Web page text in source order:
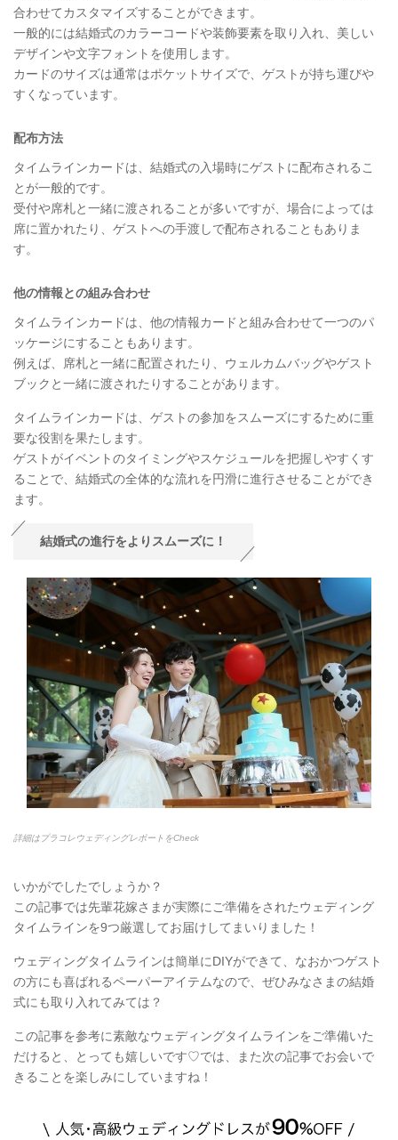
合わせてカスタマイズすることができます。
一般的には結婚式のカラーコードや装飾要素を取り入れ、美しい
デザインや文字フォントを使用します。
カードのサイズは通常はポケットサイズで、ゲストが持ち運びや
すくなっています。
配布方法
タイムラインカードは、結婚式の入場時にゲストに配布されるこ
とが一般的です。
受付や席札と一緒に渡されることが多いですが、場合によっては
席に置かれたり、ゲストへの手渡しで配布されることもありま
す。
他の情報との組み合わせ
タイムラインカードは、他の情報カードと組み合わせて一つのパ
ッケージにすることもあります。
例えば、席札と一緒に配置されたり、ウェルカムバッグやゲスト
ブックと一緒に渡されたりすることがあります。
タイムラインカードは、ゲストの参加をスムーズにするために重
要な役割を果たします。
ゲストがイベントのタイミングやスケジュールを把握しやすくす
ることで、結婚式の全体的な流れを円滑に進行させることができ
ます。
結婚式の進行をよりスムーズに！
詳細はプラコレウェディングレポートをCheck
いかがでしたでしょうか？
この記事では先輩花嫁さまが実際にご準備をされたウェディング
タイムラインを9つ厳選してお届けしてまいりました！
ウェディングタイムラインは簡単にDIYができて、なおかつゲスト
の方にも喜ばれるペーパーアイテムなので、ぜひみなさまの結婚
式にも取り入れてみては？
この記事を参考に素敵なウェディングタイムラインをご準備いた
だけると、とっても嬉しいです♡では、また次の記事でお会いで
きることを楽しみにしていますね！